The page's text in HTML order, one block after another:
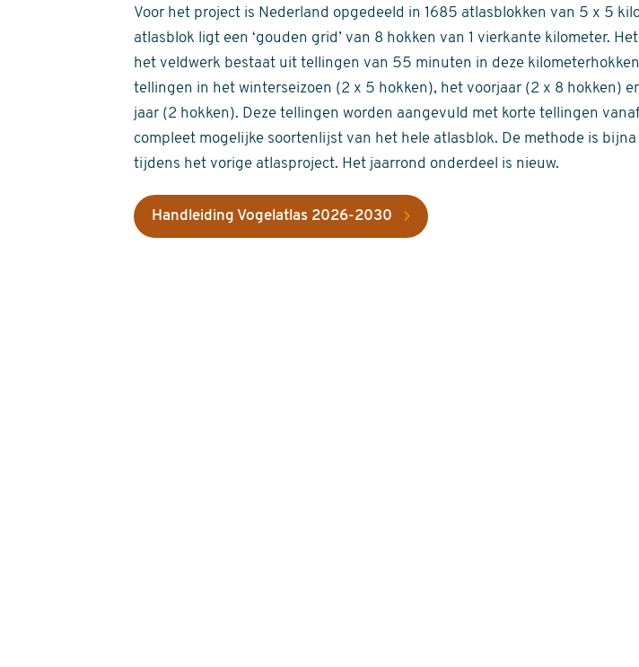
Voor het project is Nederland opgedeeld in 1685 atlasblokken van 5 x 5
atlasblok ligt een ‘gouden grid’ van 8 hokken van 1 vierkante kilometer.
het veldwerk bestaat uit tellingen van 55 minuten in deze
tellingen in het winterseizoen (2 x 5 hokken), het voorjaar (2 x 8 hokken)
jaar (2 hokken). Deze tellingen worden aangevuld met korte tellingen
compleet mogelijke soortenlijst van het hele atlasblok. De methode is
tijdens het vorige atlasproject. Het jaarrond onderdeel is nieuw.
Handleiding Vogelatlas 2026-2030